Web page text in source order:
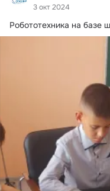
3 окт 2024
Робототехника на базе